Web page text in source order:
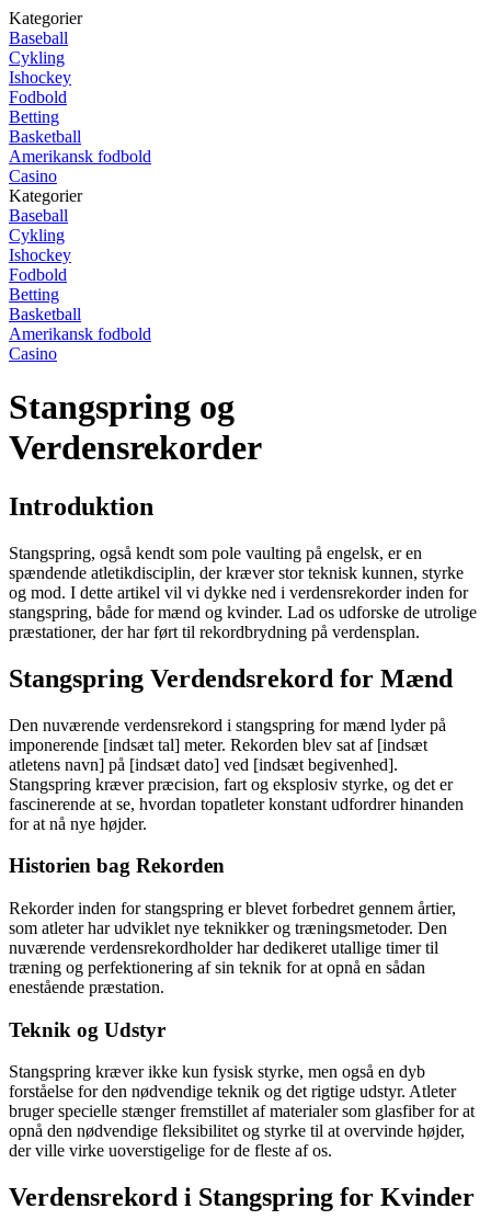
Kategorier
Baseball
Cykling
Ishockey
Fodbold
Betting
Basketball
Amerikansk fodbold
Casino
Kategorier
Baseball
Cykling
Ishockey
Fodbold
Betting
Basketball
Amerikansk fodbold
Casino
Stangspring og
Verdensrekorder
Introduktion
Stangspring, også kendt som pole vaulting på engelsk, er en
spændende atletikdisciplin, der kræver stor teknisk kunnen, styrke
og mod. I dette artikel vil vi dykke ned i verdensrekorder inden for
stangspring, både for mænd og kvinder. Lad os udforske de utrolige
præstationer, der har ført til rekordbrydning på verdensplan.
Stangspring Verdendsrekord for Mænd
Den nuværende verdensrekord i stangspring for mænd lyder på
imponerende [indsæt tal] meter. Rekorden blev sat af [indsæt
atletens navn] på [indsæt dato] ved [indsæt begivenhed].
Stangspring kræver præcision, fart og eksplosiv styrke, og det er
fascinerende at se, hvordan topatleter konstant udfordrer hinanden
for at nå nye højder.
Historien bag Rekorden
Rekorder inden for stangspring er blevet forbedret gennem årtier,
som atleter har udviklet nye teknikker og træningsmetoder. Den
nuværende verdensrekordholder har dedikeret utallige timer til
træning og perfektionering af sin teknik for at opnå en sådan
enestående præstation.
Teknik og Udstyr
Stangspring kræver ikke kun fysisk styrke, men også en dyb
forståelse for den nødvendige teknik og det rigtige udstyr. Atleter
bruger specielle stænger fremstillet af materialer som glasfiber for at
opnå den nødvendige fleksibilitet og styrke til at overvinde højder,
der ville virke uoverstigelige for de fleste af os.
Verdensrekord i Stangspring for Kvinder